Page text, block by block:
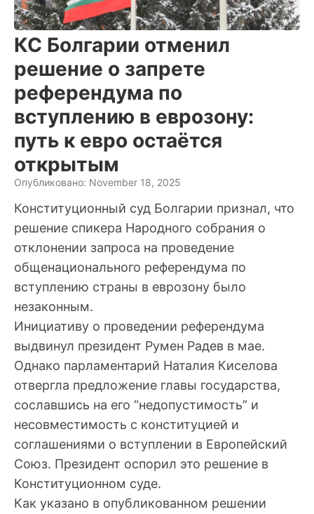
КС Болгарии отменил
решение о запрете
референдума по
вступлению в еврозону:
путь к евро остаётся
открытым
Опубликовано: November 18, 2025
Конституционный суд Болгарии признал, что
решение спикера Народного собрания о
отклонении запроса на проведение
общенационального референдума по
вступлению страны в еврозону было
незаконным.
Инициативу о проведении референдума
выдвинул президент Румен Радев в мае.
Однако парламентарий Наталия Киселова
отвергла предложение главы государства,
сославшись на его “недопустимость” и
несовместимость с конституцией и
соглашениями о вступлении в Европейский
Союз. Президент оспорил это решение в
Конституционном суде.
Как указано в опубликованном решении